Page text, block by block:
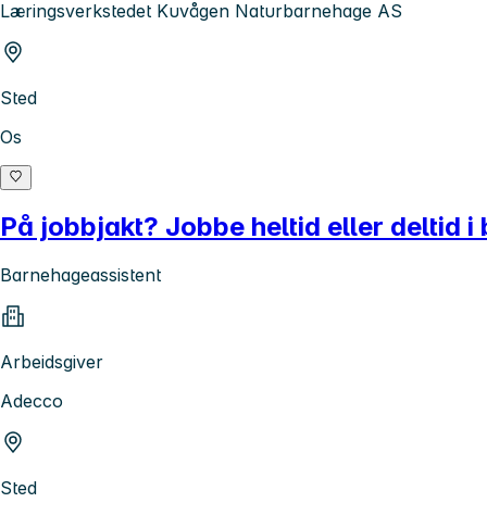
Læringsverkstedet Kuvågen Naturbarnehage AS
Sted
Os
På jobbjakt? Jobbe heltid eller deltid i
Barnehageassistent
Arbeidsgiver
Adecco
Sted